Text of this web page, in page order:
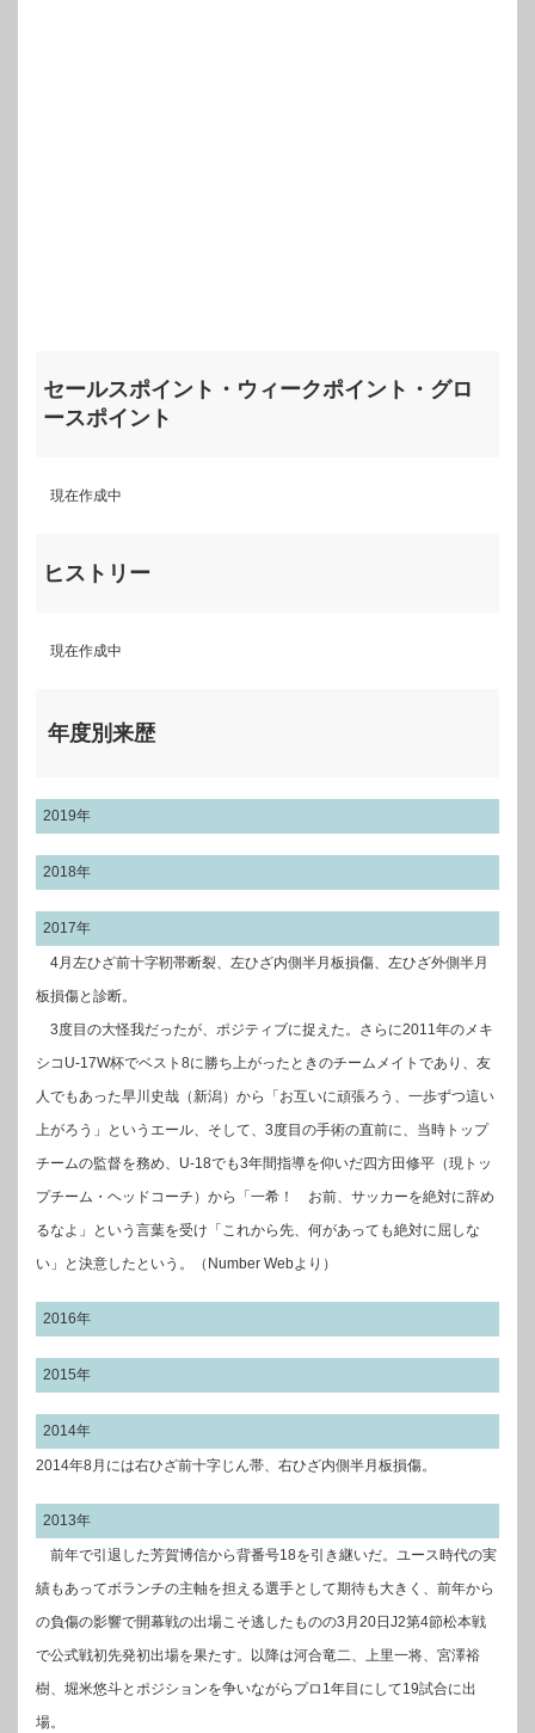
セールスポイント・ウィークポイント・グロ
ースポイント
現在作成中
ヒストリー
現在作成中
年度別来歴
2019年
2018年
2017年
4月左ひざ前十字靭帯断裂、左ひざ内側半月板損傷、左ひざ外側半月
板損傷と診断。
3度目の大怪我だったが、ポジティブに捉えた。さらに2011年のメキ
シコU-17W杯でベスト8に勝ち上がったときのチームメイトであり、友
人でもあった早川史哉（新潟）から「お互いに頑張ろう、一歩ずつ這い
上がろう」というエール、そして、3度目の手術の直前に、当時トップ
チームの監督を務め、U-18でも3年間指導を仰いだ四方田修平（現トッ
プチーム・ヘッドコーチ）から「一希！ お前、サッカーを絶対に辞め
るなよ」という言葉を受け「これから先、何があっても絶対に屈しな
い」と決意したという。（Number Webより）
2016年
2015年
2014年
2014年8月には右ひざ前十字じん帯、右ひざ内側半月板損傷。
2013年
前年で引退した芳賀博信から背番号18を引き継いだ。ユース時代の実
績もあってボランチの主軸を担える選手として期待も大きく、前年から
の負傷の影響で開幕戦の出場こそ逃したものの3月20日J2第4節松本戦
で公式戦初先発初出場を果たす。以降は河合竜二、上里一将、宮澤裕
樹、堀米悠斗とポジションを争いながらプロ1年目にして19試合に出
場。